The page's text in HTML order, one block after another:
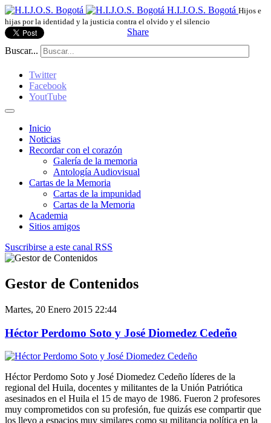
H.I.J.O.S. Bogotá Hijos e
hijas por la identidad y la justicia contra el olvido y el silencio
Share
Buscar...
Twitter
Facebook
YoutTube
Inicio
Noticias
Recordar con el corazón
Galería de la memoria
Antología Audiovisual
Cartas de la Memoria
Cartas de la impunidad
Cartas de la Memoria
Academia
Sitios amigos
Suscribirse a este canal RSS
Gestor de Contenidos
Martes, 20 Enero 2015 22:44
Héctor Perdomo Soto y José Diomedez Cedeño
Héctor Perdomo Soto y José Diomedez Cedeño líderes de la
regional del Huila, docentes y militantes de la Unión Patriótica
asesinados en el Huila el 15 de mayo de 1986. Fueron 2 profesores
muy comprometidos con su profesión, fue quizás ese compartir que
los llevo a espacios muy similares como su militancia política en la